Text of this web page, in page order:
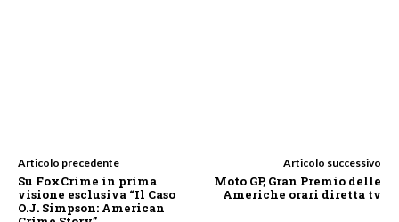
Articolo precedente
Su FoxCrime in prima
visione esclusiva “Il Caso
O.J. Simpson: American
Articolo successivo
Moto GP, Gran Premio delle
Americhe orari diretta tv